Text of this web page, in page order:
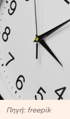
Πηγή: freepik